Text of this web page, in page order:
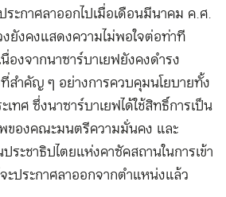
ระกาศลาออกไปเมื่อเดือนมีนาคม ค.ศ.
ยังคงแสดงความไม่พอใจต่อท่าที
องจากนาซาร์บาเยฟยังคงดำรง
สำคัญ ๆ อย่างการควบคุมนโยบายทั้ง
ทศ ซึ่งนาซาร์บาเยฟได้ใช้สิทธิ์การเป็น
ของคณะมนตรีความมั่นคง และ
ะชาธิปไตยแห่งคาซัคสถานในการเข้า
ประกาศลาออกจากตำแหน่งแล้ว